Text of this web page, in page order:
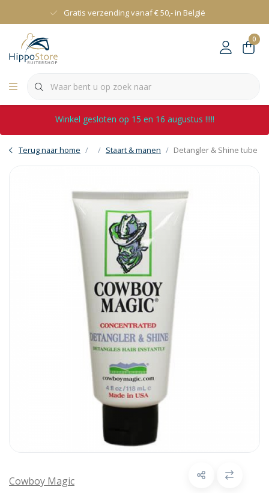
Gratis verzending vanaf € 50,- in België
0
Winkel gesloten op 15 en 16 augustus !!!!!
Terug naar home Staart & manen Detangler & Shine tube
Cowboy Magic